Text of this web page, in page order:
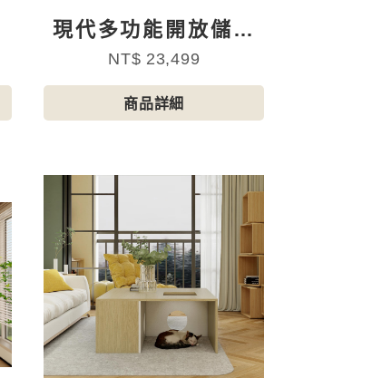
現代多功能開放儲物
型寵物犬櫃
NT$ 23,499
商品詳細